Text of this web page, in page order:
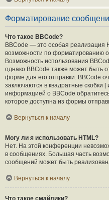
Форматирование
Что такое BBCode?
BBCode — это особая реализация
возможности по форматированию
Возможность использования
однако BBCode также может быть
форме для его отправки. BBCode
заключаются в квадратные скобки
информацией о BBCode
которое доступна из формы
Вернуться к началу
Могу ли я использовать HTML?
Нет. На этой конференции
в сообщениях. Большая часть
сообщений может быть
Вернуться к началу
Что такое смайлики?